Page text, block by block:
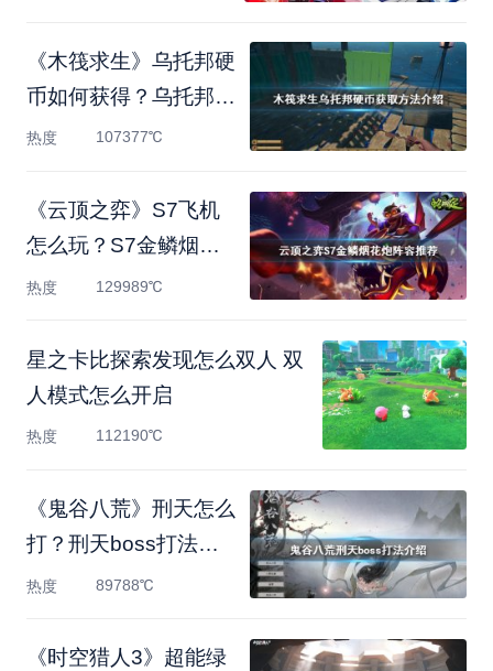
《木筏求生》乌托邦硬
币如何获得？乌托邦硬
币
热度 107377℃
《云顶之弈》S7飞机
怎么玩？S7金鳞烟花
炮阵容推
热度 129989℃
星之卡比探索发现怎么双人 双
人模式怎么开启
热度 112190℃
《鬼谷八荒》刑天怎么
打？刑天boss打法介
绍
热度 89788℃
《时空猎人3》超能绿